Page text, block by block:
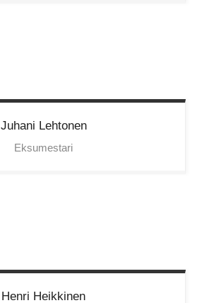
Juhani Lehtonen
Eksumestari
Henri Heikkinen